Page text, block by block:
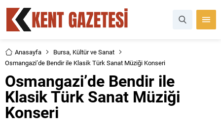
Anasayfa Bursa, Kültür ve Sanat
Osmangazi’de Bendir ile Klasik Türk Sanat Müziği Konseri
Osmangazi’de Bendir ile
Klasik Türk Sanat Müziği
Konseri